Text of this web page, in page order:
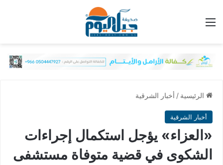
الرئيسية / أخبار الشرقية
أخبار الشرقية
«العزاء» يؤجل استكمال إجراءات
الشكوى في قضية متوفاة مستشفى